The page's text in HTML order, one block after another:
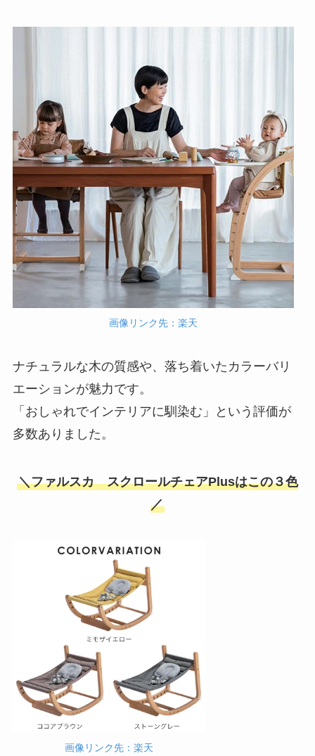
画像リンク先：楽天
ナチュラルな木の質感や、落ち着いたカラーバリ
エーションが魅力です。
「おしゃれでインテリアに馴染む」という評価が
多数ありました。
＼ファルスカ スクロールチェアPlusはこの３色
／
画像リンク先：楽天